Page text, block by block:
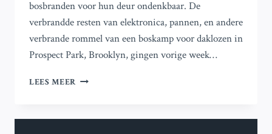
bosbranden voor hun deur ondenkbaar. De
verbrandde resten van elektronica, pannen, en andere
verbrande rommel van een boskamp voor daklozen in
Prospect Park, Brooklyn, gingen vorige week…
LEES MEER ‘DANTE’S
TEISTEREN